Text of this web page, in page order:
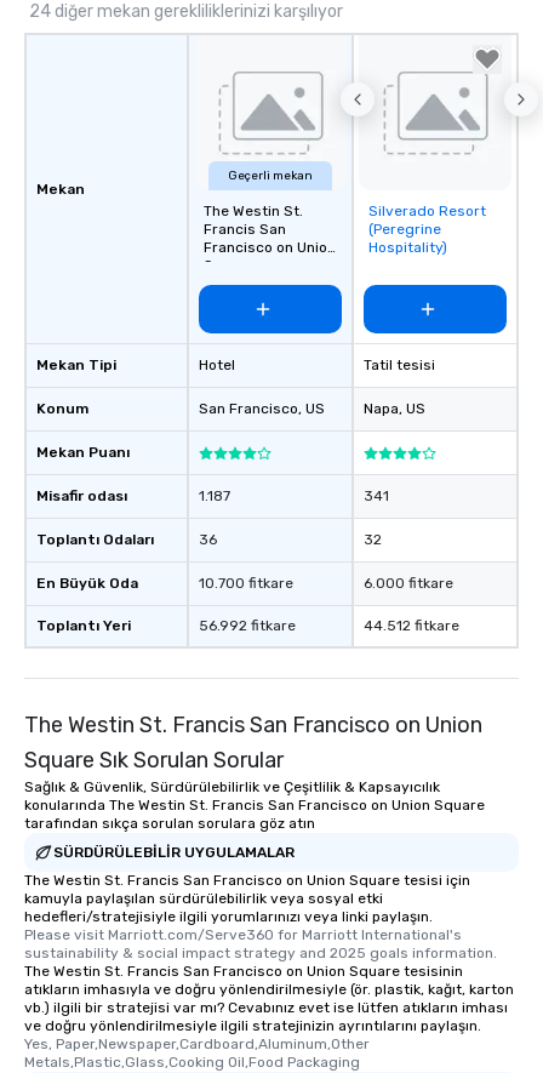
24 diğer mekan gerekliliklerinizi karşılıyor
Mekan
Mekan Tipi
Konum
Mekan Puanı
Misafir odası
Toplantı Odaları
En Büyük Oda
Toplantı Yeri
Geçerli mekan
The Westin St.
Francis San
Francisco on Union
Square
Hotel
San Francisco, US
1.187
36
10.700 fitkare
56.992 fitkare
Removed from
favorites
Silverado Resort
(Peregrine
Hospitality)
Tatil tesisi
Napa, US
341
32
6.000 fitkare
44.512 fitkare
The Westin St. Francis San Francisco on Union
Square Sık Sorulan Sorular
Sağlık & Güvenlik, Sürdürülebilirlik ve Çeşitlilik & Kapsayıcılık
konularında The Westin St. Francis San Francisco on Union Square
tarafından sıkça sorulan sorulara göz atın
SÜRDÜRÜLEBILIR UYGULAMALAR
The Westin St. Francis San Francisco on Union Square tesisi için
kamuyla paylaşılan sürdürülebilirlik veya sosyal etki
hedefleri/stratejisiyle ilgili yorumlarınızı veya linki paylaşın.
Please visit Marriott.com/Serve360 for Marriott International's
sustainability & social impact strategy and 2025 goals information.
The Westin St. Francis San Francisco on Union Square tesisinin
atıkların imhasıyla ve doğru yönlendirilmesiyle (ör. plastik, kağıt, karton
vb.) ilgili bir stratejisi var mı? Cevabınız evet ise lütfen atıkların imhası
ve doğru yönlendirilmesiyle ilgili stratejinizin ayrıntılarını paylaşın.
Yes, Paper,Newspaper,Cardboard,Aluminum,Other
Metals,Plastic,Glass,Cooking Oil,Food Packaging